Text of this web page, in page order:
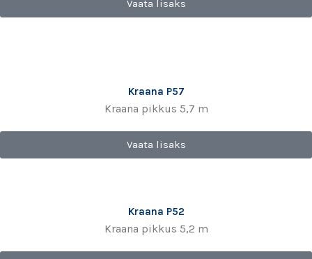
Vaata lisaks
Kraana P57
Kraana pikkus 5,7 m
Vaata lisaks
Kraana P52
Kraana pikkus 5,2 m